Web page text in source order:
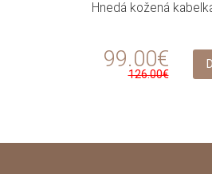
Hnedá kožená
99.00€
126.00€